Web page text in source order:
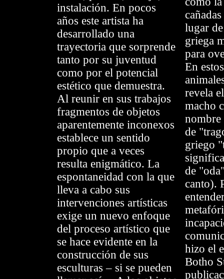
instalación. En pocos
años este artista ha
desarrollado una
trayectoria que sorprende
tanto por su juventud
como por el potencial
estético que demuestra.
Al reunir en sus trabajos
fragmentos de objetos
aparentemente inconexos
establece un sentido
propio que a veces
resulta enigmático. La
espontaneidad con la que
lleva a cabo sus
intervenciones artísticas
exige un nuevo enfoque
del proceso artístico que
se hace evidente en la
construcción de sus
esculturas – si se pueden
lugar
griega
para
En
revela
macho
nombre
de
griego
de
canto).
hizo el
Botho